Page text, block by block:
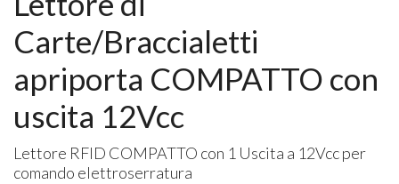
Carte/Braccialetti
apriporta COMPATTO con
uscita 12Vcc
Lettore RFID COMPATTO con 1 Uscita a 12Vcc per
comando elettroserratura